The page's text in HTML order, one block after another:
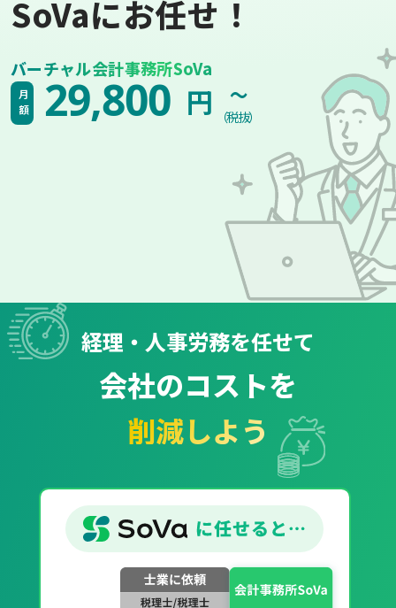
SoVaにお任せ！
バーチャル会計事務所SoVa
月額 29,800 円 ~
（税抜）
経理・人事労務を任せて
会社のコストを
削減しよう